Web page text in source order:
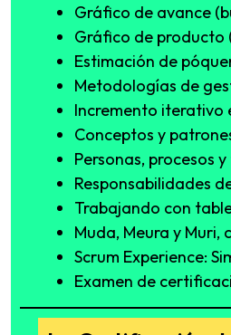
Gráfico de avance
Gráfico de producto
Estimación de
Metodologías de
Incremento iterativo
Conceptos y
Personas, procesos
Responsabilidades
Trabajando con
Muda, Meura y
Scrum Experience:
Examen de